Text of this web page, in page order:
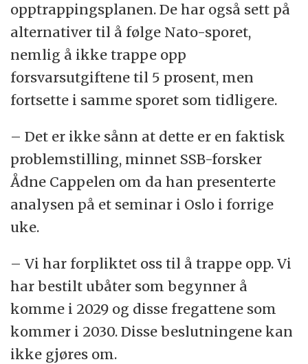
opptrappingsplanen. De har også sett på
alternativer til å følge Nato-sporet,
nemlig å ikke trappe opp
forsvarsutgiftene til 5 prosent, men
fortsette i samme sporet som tidligere.
– Det er ikke sånn at dette er en faktisk
problemstilling, minnet SSB-forsker
Ådne Cappelen om da han presenterte
analysen på et seminar i Oslo i forrige
uke.
– Vi har forpliktet oss til å trappe opp. Vi
har bestilt ubåter som begynner å
komme i 2029 og disse fregattene som
kommer i 2030. Disse beslutningene kan
ikke gjøres om.